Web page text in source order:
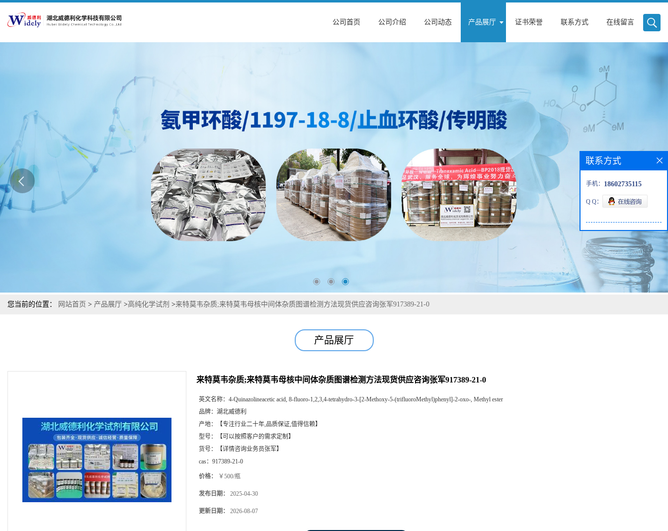
公司首页 公司介绍 公司动态 产品展厅 证书荣誉 联系方式 在线留言
您当前的位置： 网站首页 > 产品展厅 >高纯化学试剂 >来特莫韦杂质;来特莫韦母核中间体杂质图谱检测方法现货供应咨询张军917389-21-0
产品展厅
来特莫韦杂质;来特莫韦母核中间体杂质图谱检测方法现货供应咨询张军917389-21-0
英文名称： 4-Quinazolineacetic acid, 8-fluoro-1,2,3,4-tetrahydro-3-[2-Methoxy-5-(trifluoroMethyl)phenyl]-2-oxo-, Methyl ester
品牌： 湖北威德利
产地：
【专注行业二十年,品质保证,值得信赖】
型号：
【可以按照客户的需求定制】
货号：
【详情咨询业务员张军】
cas： 917389-21-0
价格： ￥500/瓶
发布日期： 2025-04-30
更新日期： 2026-08-07
联系方式
手机： 18602735115
Q Q：